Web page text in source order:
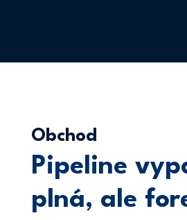
Obchod
Pipeline
plná, ale